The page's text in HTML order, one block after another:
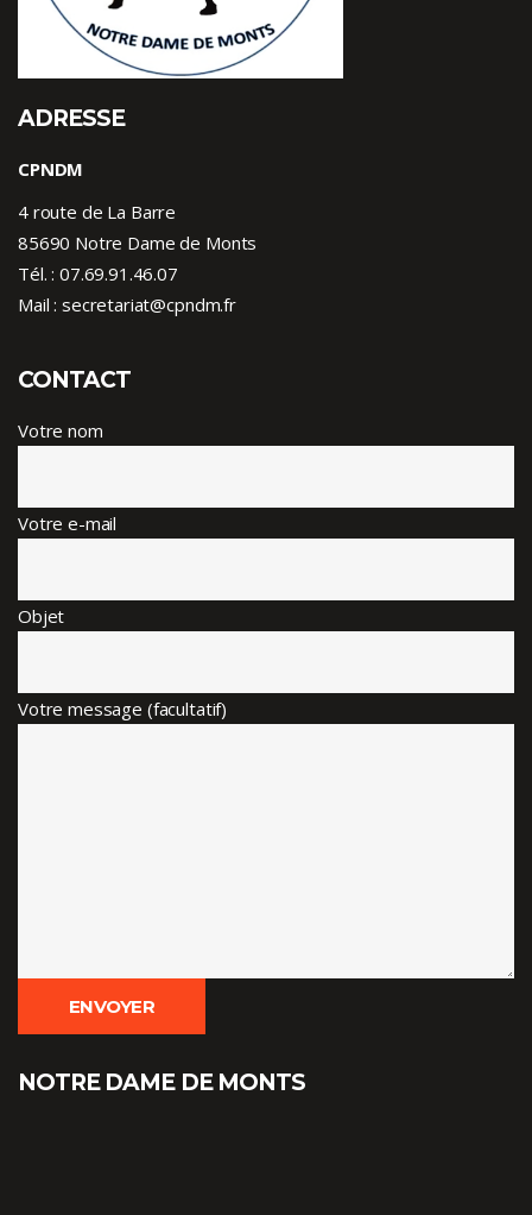
ADRESSE
CPNDM
4 route de La Barre
85690 Notre Dame de Monts
Tél. : 07.69.91.46.07
Mail : secretariat@cpndm.fr
CONTACT
Votre nom
Votre e-mail
Objet
Votre message (facultatif)
NOTRE DAME DE MONTS